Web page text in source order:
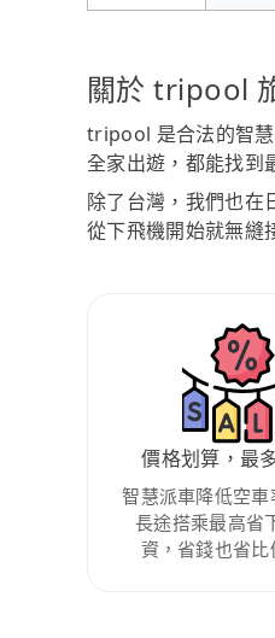
關於 tripool
tripool 是合法的智慧
全家出遊，都能找到
除了台灣，我們也在
從下飛機開始就無縫
價格划算，最
智慧派車降低空車
長途搭乘最高省
資，省錢也省比